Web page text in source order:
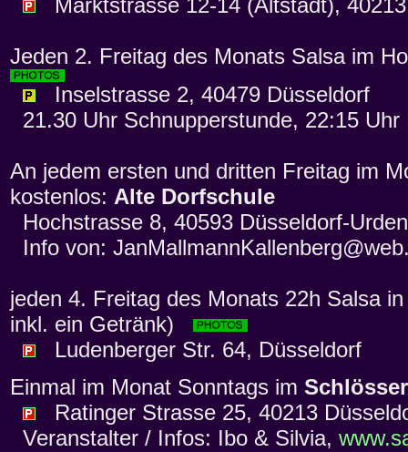
Marktstrasse 12-14 (Altstadt),
Jeden 2. Freitag des Monats Salsa im
Inselstrasse 2, 40479 Düsseldorf
21.30 Uhr Schnupperstunde, 22:15 Uhr
An jedem ersten und dritten Freitag im
kostenlos: Alte Dorfschule
Hochstrasse 8, 40593 Düsseldorf-
Info von:
jeden 4. Freitag des Monats 22h Salsa
inkl. ein Getränk)
Ludenberger Str. 64, Düsseldorf
Einmal im Monat Sonntags im
Ratinger Strasse 25, 40213
Veranstalter / Infos: Ibo & Silvia,